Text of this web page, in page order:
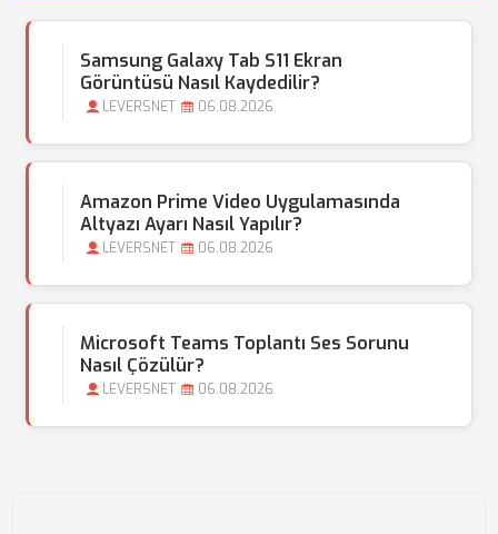
Samsung Galaxy Tab S11 Ekran
Görüntüsü Nasıl Kaydedilir?
LEVERSNET 06.08.2026
Amazon Prime Video Uygulamasında
Altyazı Ayarı Nasıl Yapılır?
LEVERSNET 06.08.2026
Microsoft Teams Toplantı Ses Sorunu
Nasıl Çözülür?
LEVERSNET 06.08.2026